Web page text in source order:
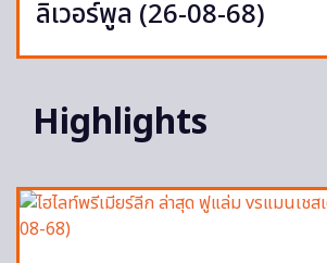
ลิเวอร์พูล (26-08-68)
Highlights